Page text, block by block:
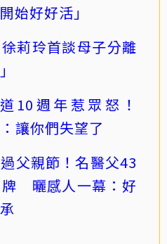
始好好活」
莉玲首談母子分離
10週年惹眾怒！
讓你們失望了
父親節！名醫父43
牌 曬感人一幕：好